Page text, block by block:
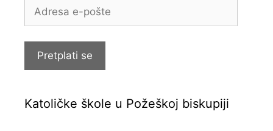
e-
Pretplati se
Katoličke škole u Požeškoj biskupiji